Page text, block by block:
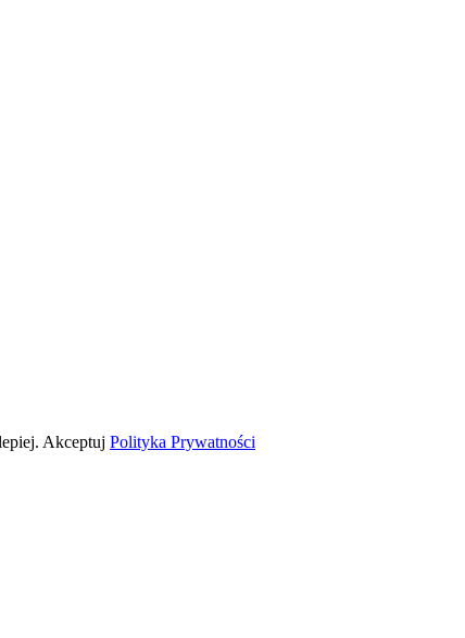
Akceptuj Polityka Prywatności